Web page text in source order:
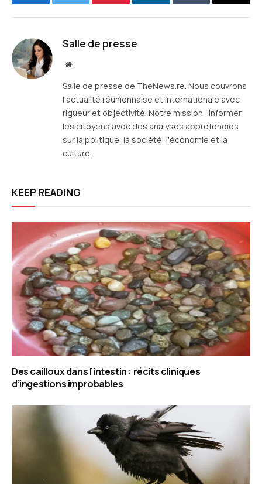
FacebookTwitter Pinterest LinkedInTumblr
E-
Salle de presse
Site
Salle de presse de TheNews.re. Nous couvrons
l'actualité réunionnaise et internationale avec
rigueur et objectivité. Notre mission : informer
les citoyens avec des analyses approfondies
sur la politique, la société, l'économie et la
culture.
KEEP READING
Des cailloux dans l’intestin : récits cliniques
d’ingestions improbables